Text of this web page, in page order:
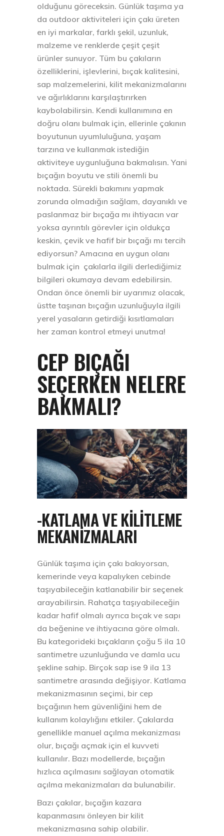
olduğunu göreceksin. Günlük taşıma ya
da outdoor aktiviteleri için çakı üreten
en iyi markalar, farklı şekil, uzunluk,
malzeme ve renklerde çeşit çeşit
ürünler sunuyor. Tüm bu çakıların
özelliklerini, işlevlerini, bıçak kalitesini,
sap malzemelerini, kilit mekanizmalarını
ve ağırlıklarını karşılaştırırken
kaybolabilirsin. Kendi kullanımına en
doğru olanı bulmak için, ellerinle çakının
boyutunun uyumluluğuna, yaşam
tarzına ve kullanmak istediğin
aktiviteye uygunluğuna bakmalısın. Yani
bıçağın boyutu ve stili önemli bu
noktada. Sürekli bakımını yapmak
zorunda olmadığın sağlam, dayanıklı ve
paslanmaz bir bıçağa mı ihtiyacın var
yoksa ayrıntılı görevler için oldukça
keskin, çevik ve hafif bir bıçağı mı tercih
ediyorsun? Amacına en uygun olanı
bulmak için çakılarla ilgili derlediğimiz
bilgileri okumaya devam edebilirsin.
Ondan önce önemli bir uyarımız olacak,
üstte taşınan bıçağın uzunluğuyla ilgili
yerel yasaların getirdiği kısıtlamaları
her zaman kontrol etmeyi unutma!
CEP BIÇAĞI
SEÇERKEN NELERE
BAKMALI?
-KATLAMA VE KİLİTLEME
MEKANİZMALARI
Günlük taşıma için çakı bakıyorsan,
kemerinde veya kapalıyken cebinde
taşıyabileceğin katlanabilir bir seçenek
arayabilirsin. Rahatça taşıyabileceğin
kadar hafif olmalı ayrıca bıçak ve sapı
da beğenine ve ihtiyacına göre olmalı.
Bu kategorideki bıçakların çoğu 5 ila 10
santimetre uzunluğunda ve damla ucu
şekline sahip. Birçok sap ise 9 ila 13
santimetre arasında değişiyor. Katlama
mekanizmasının seçimi, bir cep
bıçağının hem güvenliğini hem de
kullanım kolaylığını etkiler. Çakılarda
genellikle manuel açılma mekanizması
olur, bıçağı açmak için el kuvveti
kullanılır. Bazı modellerde, bıçağın
hızlıca açılmasını sağlayan otomatik
açılma mekanizmaları da bulunabilir.
Bazı çakılar, bıçağın kazara
kapanmasını önleyen bir kilit
mekanizmasına sahip olabilir.